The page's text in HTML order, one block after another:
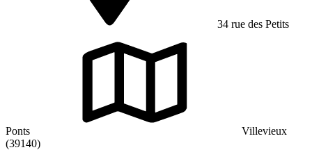
34 rue des Petits
Ponts
Villevieux
(39140)